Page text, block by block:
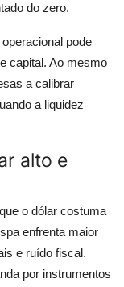
do zero.
pode
capital. Ao mesmo
a calibrar
a liquidez
alto e
o dólar costuma
enfrenta maior
e ruído fiscal.
por instrumentos